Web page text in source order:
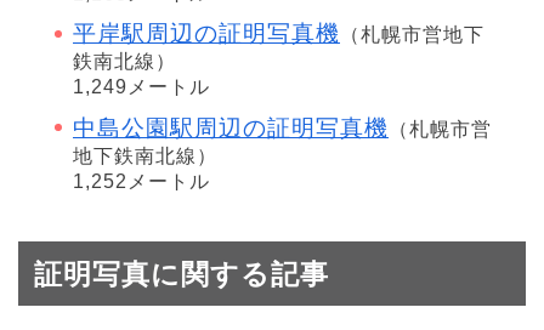
平岸駅周辺の証明写真機
（札幌市営地下
鉄南北線）
1,249メートル
中島公園駅周辺の証明写真機
（札幌市営
地下鉄南北線）
1,252メートル
証明写真に関する記事